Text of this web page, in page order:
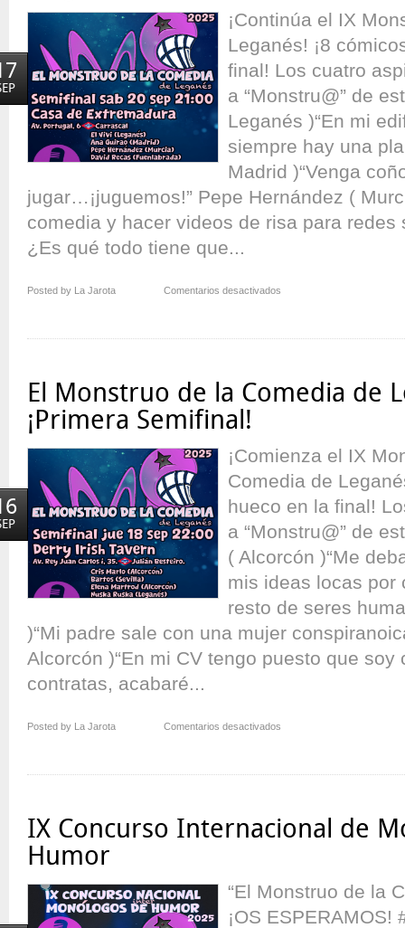
¡Continúa el IX
Leganés! ¡8
final! Los cuatro
a “Monstru@” de
Leganés )“En mi
siempre hay una
Madrid )“Venga
jugar…¡juguemos!” Pepe Hernández (
comedia y hacer videos de risa para
¿Es qué todo tiene que...
Posted by La Jarota Comentarios desactivados
de
de
¡Segunda
Semifinal!
El Monstruo de la Comedia de
¡Primera Semifinal!
¡Comienza el IX
Comedia de
hueco en la final!
a “Monstru@” de
( Alcorcón )“Me
mis ideas locas por
resto de seres
)“Mi padre sale con una mujer
Alcorcón )“En mi CV tengo puesto que
contratas, acabaré...
Posted by La Jarota Comentarios desactivados
de
de
¡Primera
Semifinal!
IX Concurso Internacional de
Humor
“El Monstruo de la
¡OS ESPERAMOS!